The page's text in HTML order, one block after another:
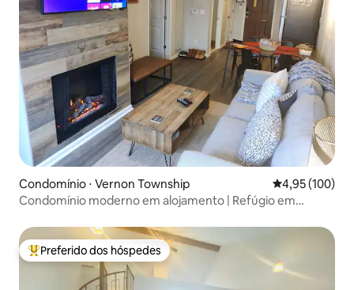
Condomínio ⋅ Vernon Township 4,95 de uma
4,95 (100)
Condomínio moderno em alojamento | Refúgio em
Entre os melhores preferidos dos hóspedes
Preferido dos hóspedes